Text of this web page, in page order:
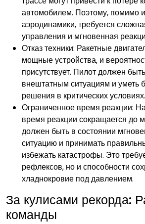
автомобилем. Поэтому‚ помимо
аэродинамики‚ требуется
управления и мгновенная
Отказ техники: Ракетные
мощные устройства‚ и
присутствует. Пилот должен
внештатным ситуациям и уметь
решения в критических условиях.
Ограниченное время реакции:
время реакции сокращается до
должен быть в состоянии
ситуацию и принимать
избежать катастрофы. Это
рефлексов‚ но и способности
хладнокровие под давлением.
За кулисами рекорда:
команды